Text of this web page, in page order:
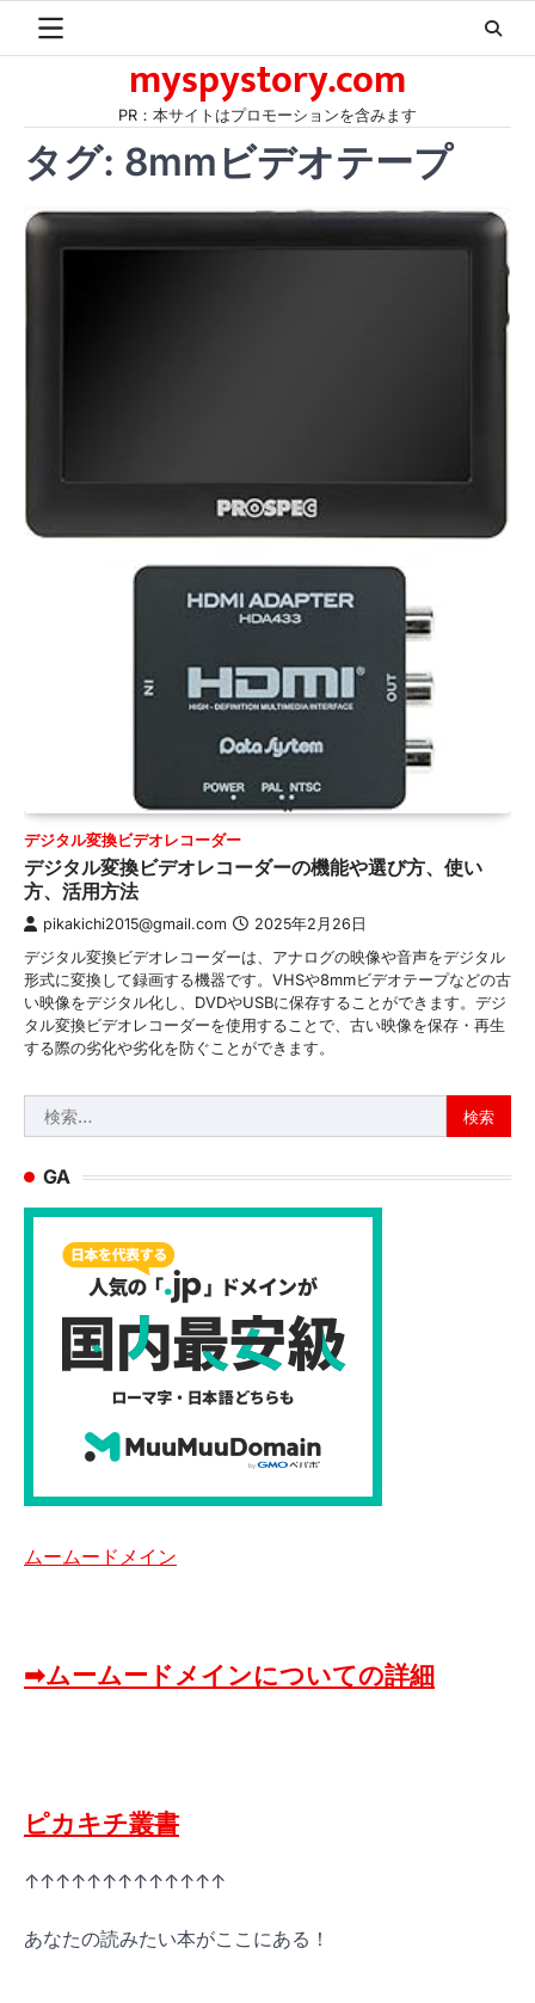
myspystory.com
PR：本サイトはプロモーションを含みます
タグ: 8mmビデオテープ
デジタル変換ビデオレコーダー
デジタル変換ビデオレコーダーの機能や選び方、使い
方、活用方法
pikakichi2015@gmail.com 2025年2月26日
デジタル変換ビデオレコーダーは、アナログの映像や音声をデジタル
形式に変換して録画する機器です。VHSや8mmビデオテープなどの古
い映像をデジタル化し、DVDやUSBに保存することができます。デジ
タル変換ビデオレコーダーを使用することで、古い映像を保存・再生
する際の劣化や劣化を防ぐことができます。
索:
GA
ムームードメイン
➡ムームードメインについての詳細
ピカキチ叢書
↑↑↑↑↑↑↑↑↑↑↑↑↑
あなたの読みたい本がここにある！